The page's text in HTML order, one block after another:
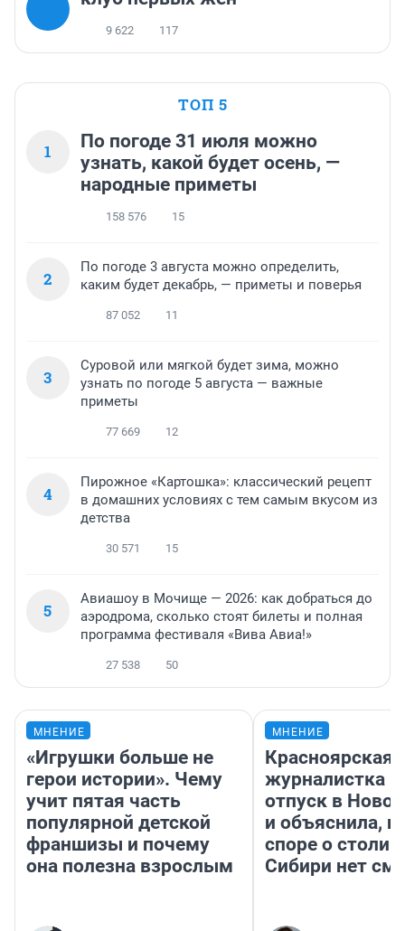
9 622 117
ТОП 5
1
По погоде 31 июля можно
узнать, какой будет осень, —
народные приметы
158 576 15
2
По погоде 3 августа можно определить,
каким будет декабрь, — приметы и поверья
87 052 11
3
Суровой или мягкой будет зима, можно
узнать по погоде 5 августа — важные
приметы
77 669 12
4
Пирожное «Картошка»: классический рецепт
в домашних условиях с тем самым вкусом из
детства
30 571 15
5
Авиашоу в Мочище — 2026: как добраться до
аэродрома, сколько стоят билеты и полная
программа фестиваля «Вива Авиа!»
27 538 50
МНЕНИЕ
«Игрушки больше не
герои истории». Чему
учит пятая часть
популярной детской
франшизы и почему
она полезна взрослым
МНЕНИЕ
Красноярская
журналистка
отпуск в
и объяснила,
споре о
Сибири нет